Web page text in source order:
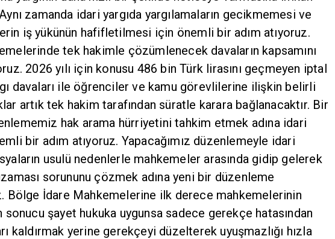
zamanda idari yargıda yargılamaların gecikmemesi ve
iş yükünün hafifletilmesi için önemli bir adım atıyoruz.
tek hakimle çözümlenecek davaların kapsamını
2026 yılı için konusu 486 bin Türk lirasını geçmeyen iptal
davaları ile öğrenciler ve kamu görevlilerine ilişkin belirli
artık tek hakim tarafından süratle karara bağlanacaktır. Bir
hak arama hürriyetini tahkim etmek adına idari
bir adım atıyoruz. Yapacağımız düzenlemeyle idari
usulü nedenlerle mahkemeler arasında gidip gelerek
sorununu çözmek adına yeni bir düzenleme
Bölge İdare Mahkemelerine ilk derece mahkemelerinin
sonucu şayet hukuka uygunsa sadece gerekçe hatasından
kaldırmak yerine gerekçeyi düzelterek uyuşmazlığı hızla